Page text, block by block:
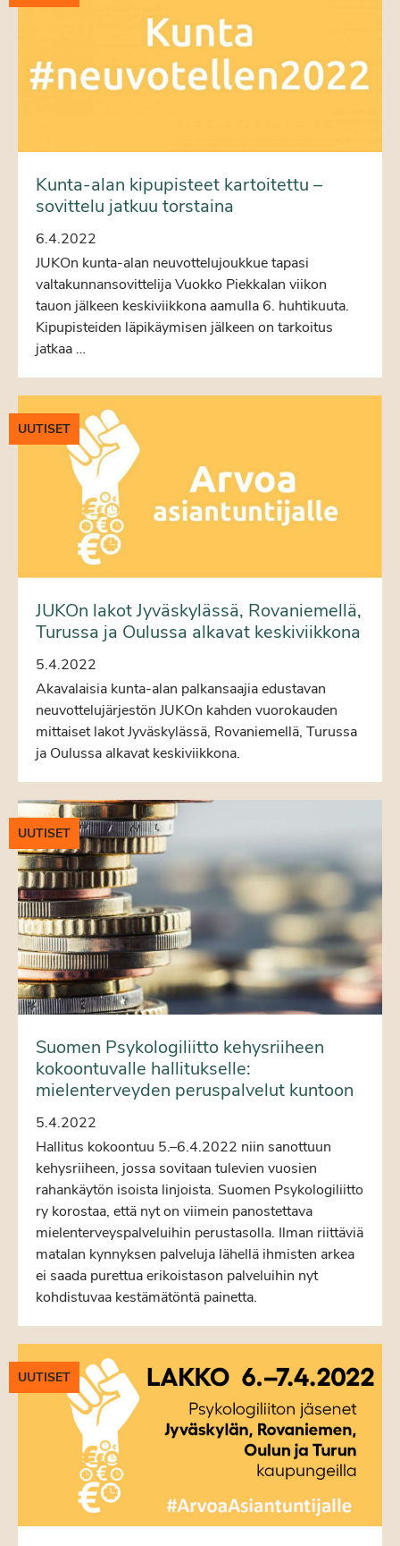
Kunta-alan kipupisteet kartoitettu –
sovittelu jatkuu torstaina
6.4.2022
JUKOn kunta-alan neuvottelujoukkue tapasi
valtakunnansovittelija Vuokko Piekkalan viikon
tauon jälkeen keskiviikkona aamulla 6. huhtikuuta.
Kipupisteiden läpikäymisen jälkeen on tarkoitus
jatkaa …
UUTISET
JUKOn lakot Jyväskylässä, Rovaniemellä,
Turussa ja Oulussa alkavat keskiviikkona
5.4.2022
Akavalaisia kunta-alan palkansaajia edustavan
neuvottelujärjestön JUKOn kahden vuorokauden
mittaiset lakot Jyväskylässä, Rovaniemellä, Turussa
ja Oulussa alkavat keskiviikkona.
UUTISET
Suomen Psykologiliitto kehysriiheen
kokoontuvalle hallitukselle:
mielenterveyden peruspalvelut kuntoon
5.4.2022
Hallitus kokoontuu 5.–6.4.2022 niin sanottuun
kehysriiheen, jossa sovitaan tulevien vuosien
rahankäytön isoista linjoista. Suomen Psykologiliitto
ry korostaa, että nyt on viimein panostettava
mielenterveyspalveluihin perustasolla. Ilman riittäviä
matalan kynnyksen palveluja lähellä ihmisten arkea
ei saada purettua erikoistason palveluihin nyt
kohdistuvaa kestämätöntä painetta.
UUTISET